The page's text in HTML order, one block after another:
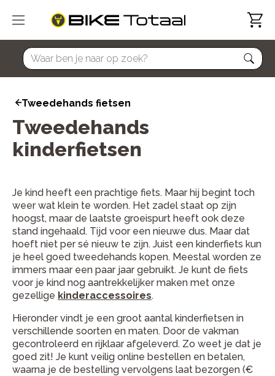
home
Tweedehands fietsen
Tweedehands
kinderfietsen
Je kind heeft een prachtige fiets. Maar hij begint toch
weer wat klein te worden. Het zadel staat op zijn
hoogst, maar de laatste groeispurt heeft ook deze
stand ingehaald. Tijd voor een nieuwe dus. Maar dat
hoeft niet per sé nieuw te zijn. Juist een kinderfiets kun
je heel goed tweedehands kopen. Meestal worden ze
immers maar een paar jaar gebruikt. Je kunt de fiets
voor je kind nog aantrekkelijker maken met onze
gezellige kinderaccessoires.
Hieronder vindt je een groot aantal kinderfietsen in
verschillende soorten en maten. Door de vakman
gecontroleerd en rijklaar afgeleverd. Zo weet je dat je
goed zit! Je kunt veilig online bestellen en betalen,
waarna je de bestelling vervolgens laat bezorgen (€